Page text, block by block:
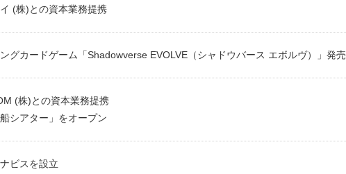
(株)との資本業務提携
ングカードゲーム「Shadowverse EVOLVE（シャドウバース エボルヴ）」発売
(株)との資本業務提携
シアター」をオープン
ビスを設立